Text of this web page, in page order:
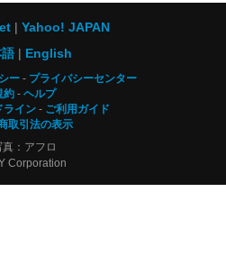
Yahoo! JAPAN
語
English
ー
プライバシーセンター
約
ヘルプ
ライン
ご利用ガイド
取引法の表示
真：アフロ
Corporation